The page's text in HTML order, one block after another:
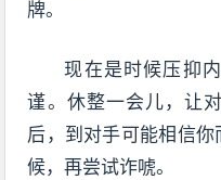
牌。
现在是时候压抑
谨。休整一会儿，让
后，到对手可能相信
候，再尝试诈唬。